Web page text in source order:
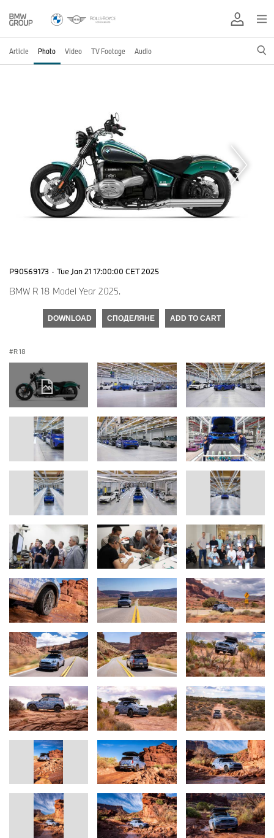
Article Photo Video TV Footage Audio
P90569173 · Tue Jan 21 17:00:00 CET 2025
BMW R 18 Model Year 2025.
DOWNLOAD СПОДЕЛЯНЕ ADD TO CART
R 18